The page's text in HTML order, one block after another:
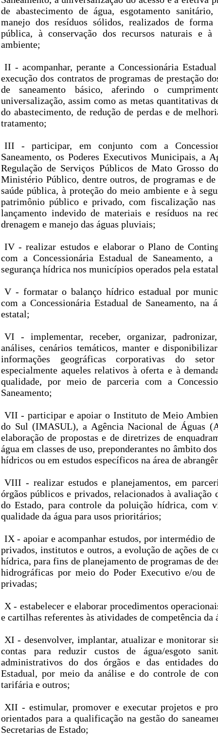
de abastecimento de água, esgotamento
manejo dos resíduos sólidos, realizados de forma
pública, à conservação dos recursos naturais e à
ambiente;
II - acompanhar, perante a Concessionária
execução dos contratos de programas de prestação
de saneamento básico, aferindo o
universalização, assim como as metas quantitativas
do abastecimento, de redução de perdas e de
tratamento;
III - participar, em conjunto com a
Saneamento, os Poderes Executivos Municipais, a
Regulação de Serviços Públicos de Mato Grosso
Ministério Público, dentre outros, de programas e de
saúde pública, à proteção do meio ambiente e à
patrimônio público e privado, com fiscalização nas
lançamento indevido de materiais e resíduos na
drenagem e manejo das águas pluviais;
IV - realizar estudos e elaborar o Plano de
com a Concessionária Estadual de Saneamento,
segurança hídrica nos municípios operados pela
V - formatar o balanço hídrico estadual por
com a Concessionária Estadual de Saneamento, na
estatal;
VI - implementar, receber, organizar,
análises, cenários temáticos, manter e
informações geográficas corporativas do
especialmente aqueles relativos à oferta e à
qualidade, por meio de parceria com a
Saneamento;
VII - participar e apoiar o Instituto de Meio
do Sul (IMASUL), a Agência Nacional de Águas
elaboração de propostas e de diretrizes de
água em classes de uso, preponderantes no âmbito
hídricos ou em estudos específicos na área de
VIII - realizar estudos e planejamentos, em
órgãos públicos e privados, relacionados à avaliação
do Estado, para controle da poluição hídrica, com
qualidade da água para usos prioritários;
IX - apoiar e acompanhar estudos, por intermédio
privados, institutos e outros, a evolução de ações de
hídrica, para fins de planejamento de programas de
hidrográficas por meio do Poder Executivo e/ou
privadas;
X - estabelecer e elaborar procedimentos
e cartilhas referentes às atividades de competência da
XI - desenvolver, implantar, atualizar e monitorar
contas para reduzir custos de água/esgoto
administrativos do dos órgãos e das entidades
Estadual, por meio da análise e do controle de
tarifária e outros;
XII - estimular, promover e executar projetos e
orientados para a qualificação na gestão do
Secretarias de Estado;